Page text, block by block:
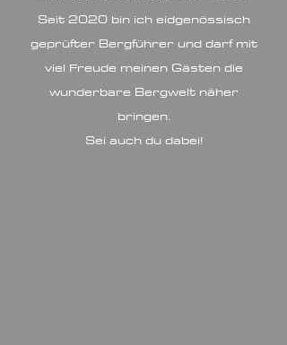
Seit 2020 bin ich eidgenössisch
geprüfter Bergführer und darf mit
viel Freude meinen Gästen die
wunderbare Bergwelt näher
bringen.
Sei auch du dabei!